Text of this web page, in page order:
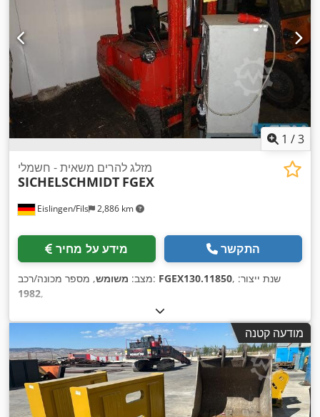
1 /3
Eislingen/Fils 2,886 km
מזלג להרים משאית - חשמלי
SICHELSCHMIDT FGEX
מידע על מחיר התקשר
מצב: משומש , מספר מכונה/רכב: FGEX130.11850 , שנת ייצור:
1982,
מודעה קטנה